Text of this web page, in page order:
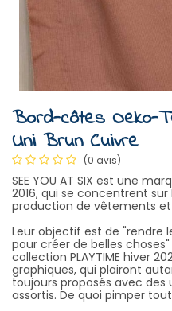
Bord-côtes Oeko-
Uni Brun Cuivre
(0 avis)
SEE YOU AT SIX est une
2016, qui se concentrent
production de vêtements et
Leur objectif est de "rendre
pour créer de belles
collection PLAYTIME hiver
graphiques, qui plairont
toujours proposés avec
assortis. De quoi pimper